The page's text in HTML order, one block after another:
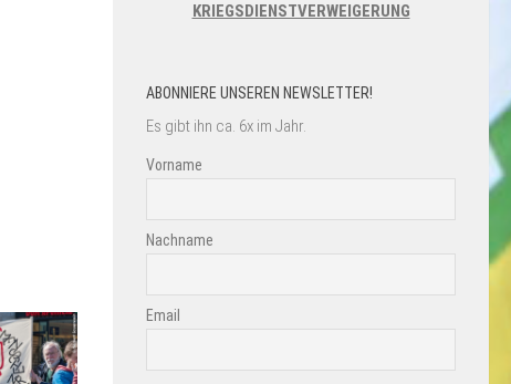
KRIEGSDIENSTVERWEIGERUNG
ABONNIERE UNSEREN NEWSLETTER!
Es gibt ihn ca. 6x im Jahr.
Vorname
Nachname
Email